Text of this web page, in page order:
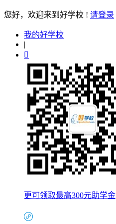
您好，欢迎来到好学校 ! 请登录
我的好学校
|

更可领取最高300元助学金